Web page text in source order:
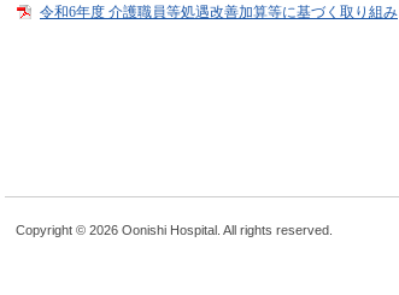
令和6年度 介護職員等処遇改善加算等に基づく取り組み
Copyright © 2026 Oonishi Hospital. All rights reserved.